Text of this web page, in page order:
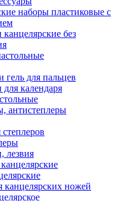
наборы пластиковые с
без
для пальцев
календаря
антистеплеры
канцелярских ножей